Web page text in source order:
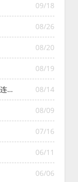
09/18
08/26
08/20
08/19
08/14
接
08/09
07/16
06/11
06/06